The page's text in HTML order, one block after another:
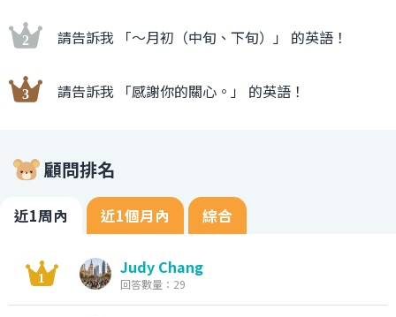
請告訴我 「〜月初（中旬、下旬）」 的英語！
請告訴我 「感謝你的關心。」 的英語！
顧問排名
近1周內 近1個月內 綜合
Judy Chang
回答數量：29